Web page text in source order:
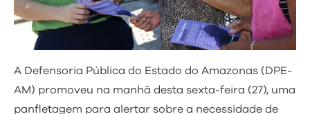
A Defensoria Pública do Estado do Amazonas (DPE-
AM) promoveu na manhã desta sexta-feira (27), uma
panfletagem para alertar sobre a necessidade de